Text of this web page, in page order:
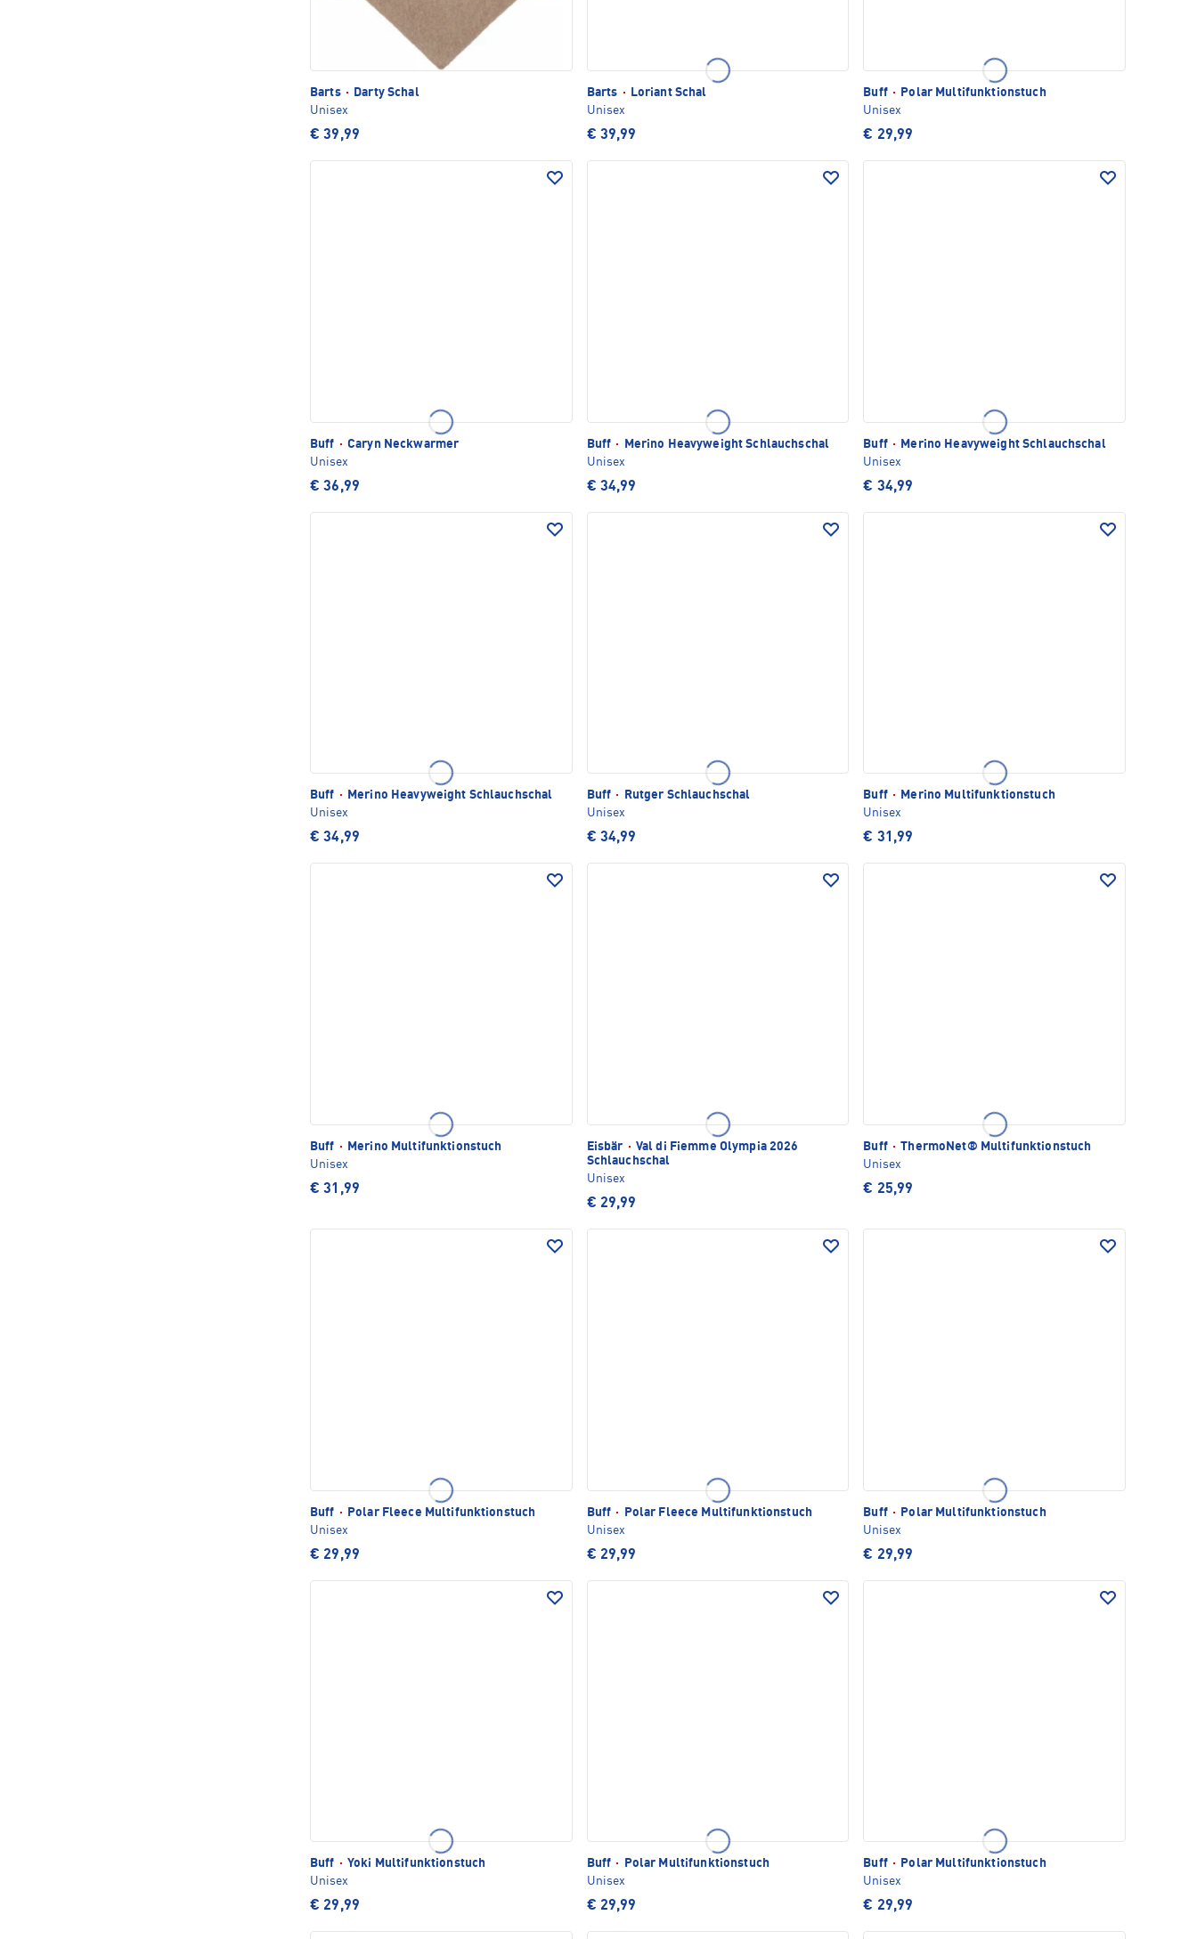
Barts ·
Darty Schal
Unisex
€ 39,99
Barts ·
Loriant Schal
Unisex
€ 39,99
Buff ·
Polar Multifunktionstuch
Unisex
€ 29,99
Buff · Caryn Neckwarmer
Unisex
€ 36,99
Buff ·
Merino Heavyweight Schlauchschal
Unisex
€ 34,99
Buff ·
Merino Heavyweight Schlauchschal
Unisex
€ 34,99
Buff ·
Merino Heavyweight Schlauchschal
Unisex
€ 34,99
Buff ·
Rutger Schlauchschal
Unisex
€ 34,99
Buff ·
Merino Multifunktionstuch
Unisex
€ 31,99
Buff ·
Merino Multifunktionstuch
Unisex
€ 31,99
Eisbär · Val di Fiemme Olympia 2026
Schlauchschal
Unisex
€ 29,99
Buff · ThermoNet® Multifunktionstuch
Unisex
€ 25,99
Buff ·
Polar Fleece Multifunktionstuch
Unisex
€ 29,99
Buff ·
Polar Fleece Multifunktionstuch
Unisex
€ 29,99
Buff ·
Polar Multifunktionstuch
Unisex
€ 29,99
Buff · Yoki Multifunktionstuch
Unisex
€ 29,99
Buff ·
Polar Multifunktionstuch
Unisex
€ 29,99
Buff ·
Polar Multifunktionstuch
Unisex
€ 29,99